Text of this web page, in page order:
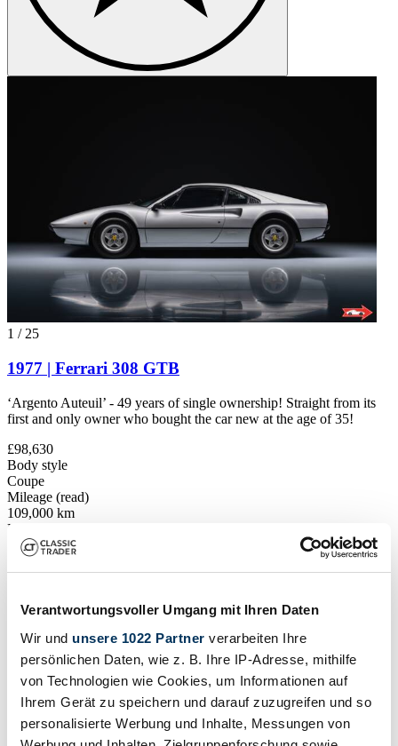
Verantwortungsvoller Umgang mit Ihren Daten
Wir und unsere 1022 Partner verarbeiten Ihre
persönlichen Daten, wie z. B. Ihre IP-Adresse, mithilfe
von Technologien wie Cookies, um Informationen auf
Ihrem Gerät zu speichern und darauf zuzugreifen und so
personalisierte Werbung und Inhalte, Messungen von
1 / 25
1977 | Ferrari 308 GTB
‘Argento Auteuil’ - 49 years of single ownership! Straight from its
first and only owner who bought the car new at the age of 35!
£98,630
Body style
Coupe
Mileage (read)
109,000 km
Power (kW/hp)
188 / 255
Show vehicle
Vehicle ad